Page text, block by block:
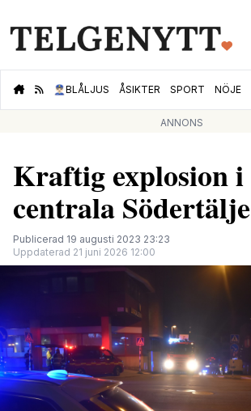
👮🏻‍♂️BLÅLJUS ÅSIKTER SPORT NÖJE
ANNONS
Kraftig explosion i
centrala Södertälje
Publicerad 19 augusti 2023 23:23
Uppdaterad 21 juni 2026 12:00